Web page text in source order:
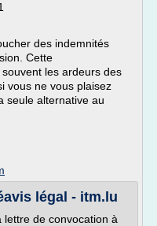
des indemnités
Cette
les ardeurs des
vous ne vous plaisez
seule alternative au
légal - itm.lu
de convocation à